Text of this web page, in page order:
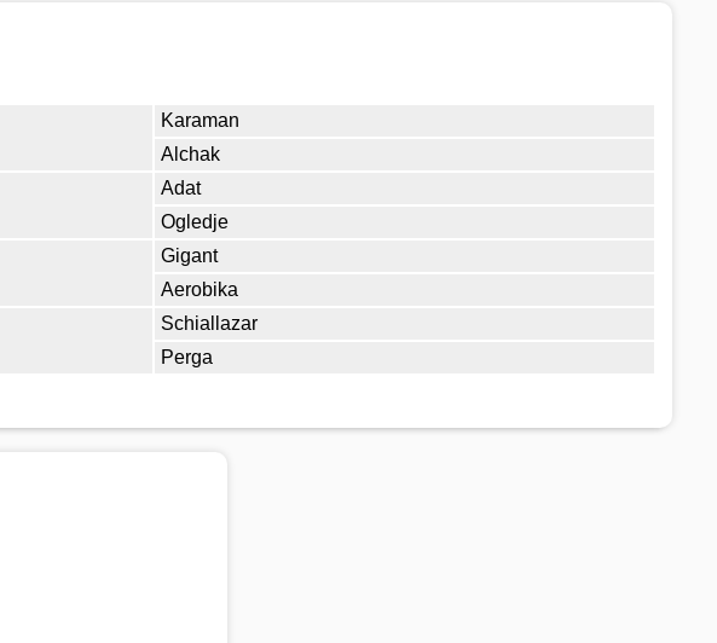
Karaman
Alchak
Adat
Ogledje
Gigant
Aerobika
Schiallazar
Perga